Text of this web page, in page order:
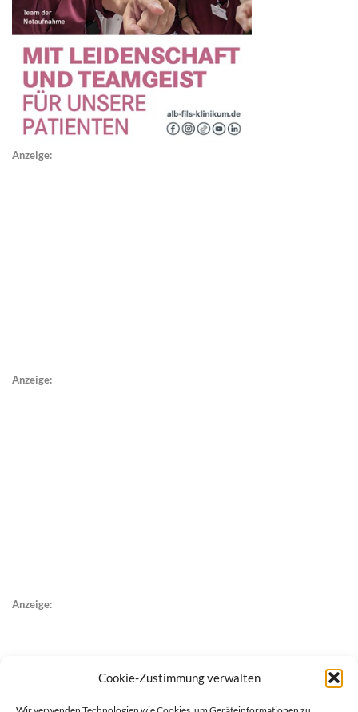
Cookie-Zustimmung verwalten
Anzeige:
Anzeige:
Anzeige: